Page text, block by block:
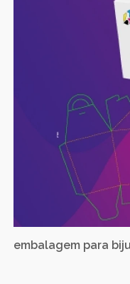
embalagem para